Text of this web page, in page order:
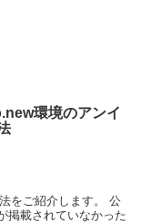
環境のアンイ
をご紹介します。 公
掲載されていなかった